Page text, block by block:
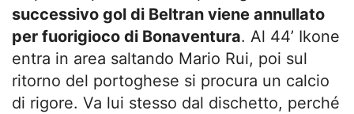
successivo gol di Beltran viene annullato
per fuorigioco di Bonaventura. Al 44’ Ikone
entra in area saltando Mario Rui, poi sul
ritorno del portoghese si procura un calcio
di rigore. Va lui stesso dal dischetto, perché